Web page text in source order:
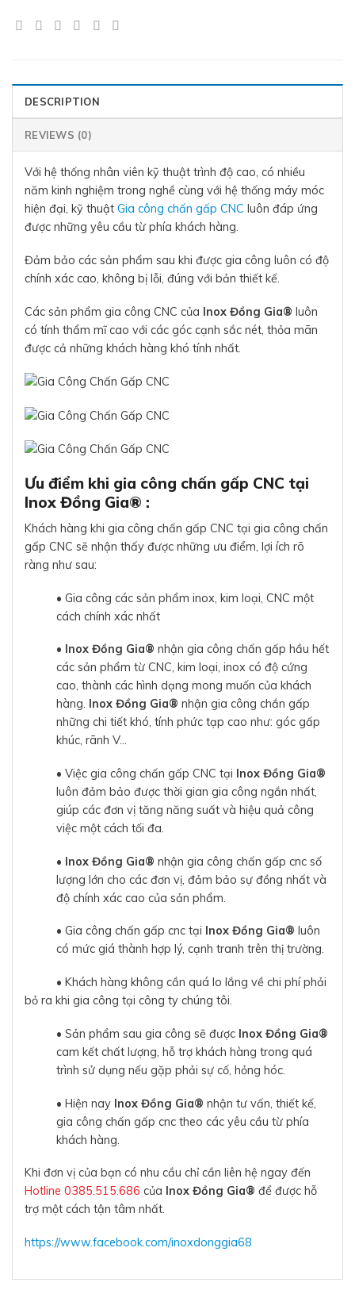
DESCRIPTION
REVIEWS (0)
Với hệ thống nhân viên kỹ thuật trình độ cao, có nhiều
năm kinh nghiệm trong nghề cùng với hệ thống máy móc
hiện đại, kỹ thuật Gia công chấn gấp CNC luôn đáp ứng
được những yêu cầu từ phía khách hàng.
Đảm bảo các sản phẩm sau khi được gia công luôn có độ
chính xác cao, không bị lỗi, đúng với bản thiết kế.
Các sản phẩm gia công CNC của Inox Đồng Gia® luôn
có tính thẩm mĩ cao với các góc cạnh sắc nét, thỏa mãn
được cả những khách hàng khó tính nhất.
Ưu điểm khi gia công chấn gấp CNC tại
Inox Đồng Gia® :
Khách hàng khi gia công chấn gấp CNC tại gia công chấn
gấp CNC sẽ nhận thấy được những ưu điểm, lợi ích rõ
ràng như sau:
• Gia công các sản phẩm inox, kim loại, CNC một
cách chính xác nhất
• Inox Đồng Gia® nhận gia công chấn gấp hầu hết
các sản phẩm từ CNC, kim loại, inox có độ cứng
cao, thành các hình dạng mong muốn của khách
hàng. Inox Đồng Gia® nhận gia công chắn gấp
những chi tiết khó, tính phức tạp cao như: góc gấp
khúc, rãnh V…
• Việc gia công chấn gấp CNC tại Inox Đồng Gia®
luôn đảm bảo được thời gian gia công ngắn nhất,
giúp các đơn vị tăng năng suất và hiệu quả công
việc một cách tối đa.
• Inox Đồng Gia® nhận gia công chấn gấp cnc số
lượng lớn cho các đơn vị, đảm bảo sự đồng nhất và
độ chính xác cao của sản phẩm.
• Gia công chấn gấp cnc tại Inox Đồng Gia® luôn
có mức giá thành hợp lý, cạnh tranh trên thị trường.
• Khách hàng không cần quá lo lắng về chi phí phải
bỏ ra khi gia công tại công ty chúng tôi.
• Sản phẩm sau gia công sẽ được Inox Đồng Gia®
cam kết chất lượng, hỗ trợ khách hàng trong quá
trình sử dụng nếu gặp phải sự cố, hỏng hóc.
• Hiện nay Inox Đồng Gia® nhận tư vấn, thiết kế,
gia công chấn gấp cnc theo các yêu cầu từ phía
khách hàng.
Khi đơn vị của bạn có nhu cầu chỉ cần liên hệ ngay đến
Hotline 0385.515.686 của Inox Đồng Gia® để được hỗ
trợ một cách tận tâm nhất.
https://www.facebook.com/inoxdonggia68